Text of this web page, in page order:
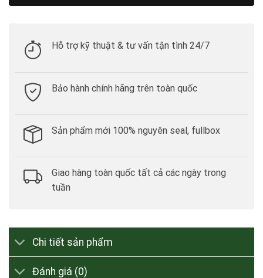
Hỗ trợ kỹ thuật & tư vấn tận tình 24/7
Bảo hành chính hãng trên toàn quốc
Sản phẩm mới 100% nguyên seal, fullbox
Giao hàng toàn quốc tất cả các ngày trong
tuần
Chi tiết sản phẩm
Đánh giá (0)